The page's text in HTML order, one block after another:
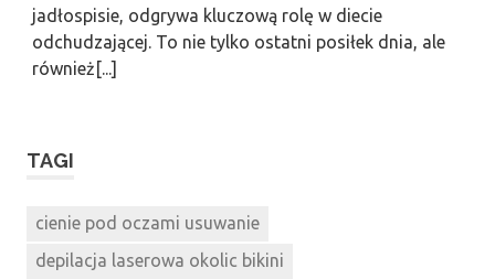
jadłospisie, odgrywa kluczową rolę w diecie
odchudzającej. To nie tylko ostatni posiłek dnia, ale
również[...]
TAGI
cienie pod oczami usuwanie
depilacja laserowa okolic bikini